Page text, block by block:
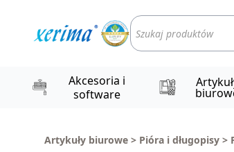
Wyszukiwarka
produktów
Akcesoria i
software
Artykuły biurowe > Pióra i długopisy >